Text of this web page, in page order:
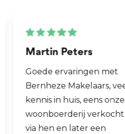
Martin Peters
Goede ervaringen met
Bernheze Makelaars, veel
kennis in huis, eens onze
woonboerderij verkocht
via hen en later een